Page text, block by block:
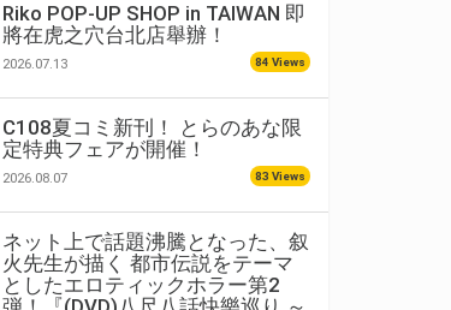
Riko POP-UP SHOP in TAIWAN 即
將在虎之穴台北店舉辦！
2026.07.13 84 Views
C108夏コミ新刊！ とらのあな限
定特典フェアが開催！
2026.08.07 83 Views
ネット上で話題沸騰となった、叙
火先生が描く 都市伝説をテーマ
としたエロティックホラー第2